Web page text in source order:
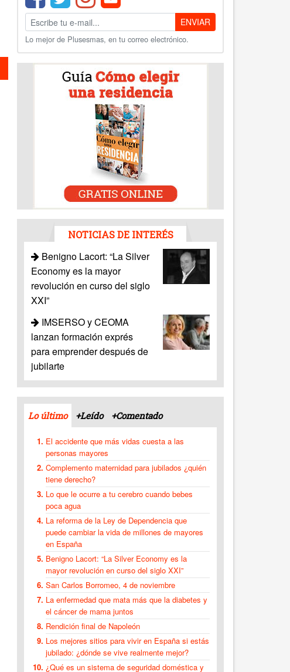
ENVIAR
Lo mejor de Plusesmas, en tu correo electrónico.
NOTICIAS DE INTERÉS
Benigno Lacort: “La Silver
Economy es la mayor
revolución en curso del siglo
XXI”
IMSERSO y CEOMA
lanzan formación exprés
para emprender después de
jubilarte
Lo último +Leído +Comentado
El accidente que más vidas cuesta a las
personas mayores
Complemento maternidad para jubilados ¿quién
tiene derecho?
Lo que le ocurre a tu cerebro cuando bebes
poca agua
La reforma de la Ley de Dependencia que
puede cambiar la vida de millones de mayores
en España
Benigno Lacort: “La Silver Economy es la
mayor revolución en curso del siglo XXI”
San Carlos Borromeo, 4 de noviembre
La enfermedad que mata más que la diabetes y
el cáncer de mama juntos
Rendición final de Napoleón
Los mejores sitios para vivir en España si estás
jubilado: ¿dónde se vive realmente mejor?
¿Qué es un sistema de seguridad doméstica y